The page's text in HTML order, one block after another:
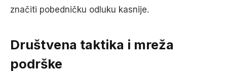
značiti pobedničku odluku kasnije.
Društvena taktika i mreža
podrške